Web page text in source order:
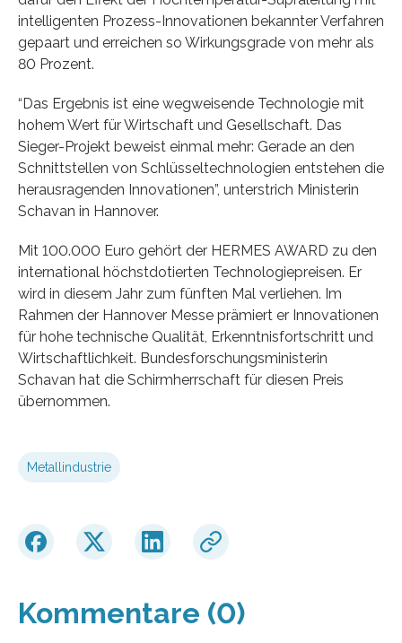
intelligenten Prozess-Innovationen bekannter Verfahren
gepaart und erreichen so Wirkungsgrade von mehr als
80 Prozent.
“Das Ergebnis ist eine wegweisende Technologie mit
hohem Wert für Wirtschaft und Gesellschaft. Das
Sieger-Projekt beweist einmal mehr: Gerade an den
Schnittstellen von Schlüsseltechnologien entstehen die
herausragenden Innovationen”, unterstrich Ministerin
Schavan in Hannover.
Mit 100.000 Euro gehört der HERMES AWARD zu den
international höchstdotierten Technologiepreisen. Er
wird in diesem Jahr zum fünften Mal verliehen. Im
Rahmen der Hannover Messe prämiert er Innovationen
für hohe technische Qualität, Erkenntnisfortschritt und
Wirtschaftlichkeit. Bundesforschungsministerin
Schavan hat die Schirmherrschaft für diesen Preis
übernommen.
Metallindustrie
Kommentare (0)